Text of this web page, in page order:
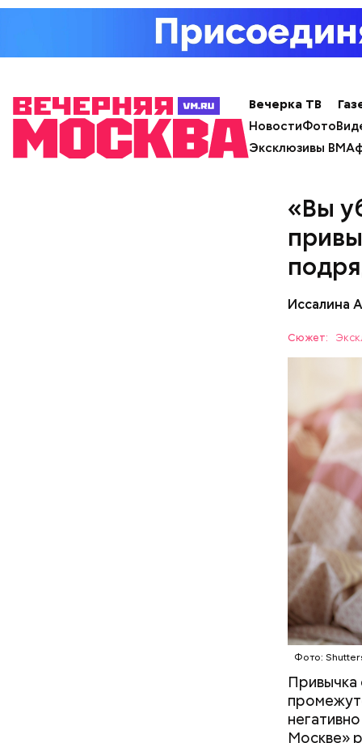
Вечерка ТВ
НовостиФото
Эксклюзивы ВМ
«Вы
Иссалина
Сюжет:
Фото:
Привычка
Москве»
Праздник
аналог
девушки
юноши